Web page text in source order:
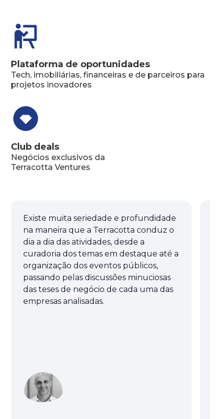
Plataforma de oportunidades
Tech, imobiliárias, financeiras e de parceiros para
projetos inovadores
Club deals
Negócios exclusivos da
Terracotta Ventures
Existe muita seriedade e profundidade
na maneira que a Terracotta conduz o
dia a dia das atividades, desde a
curadoria dos temas em destaque até a
organização dos eventos públicos,
passando pelas discussões minuciosas
das teses de negócio de cada uma das
empresas analisadas.